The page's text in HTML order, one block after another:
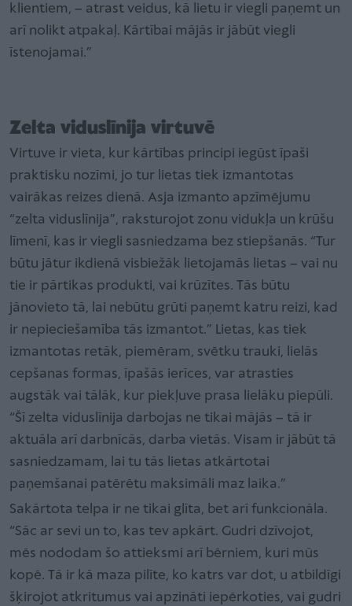
klientiem, – atrast veidus, kā lietu ir viegli paņemt un
arī nolikt atpakaļ. Kārtībai mājās ir jābūt viegli
īstenojamai.”
Zelta viduslīnija virtuvē
Virtuve ir vieta, kur kārtības principi iegūst īpaši
praktisku nozīmi, jo tur lietas tiek izmantotas
vairākas reizes dienā. Asja izmanto apzīmējumu
“zelta viduslīnija”, raksturojot zonu vidukļa un krūšu
līmenī, kas ir viegli sasniedzama bez stiepšanās. “Tur
būtu jātur ikdienā visbiežāk lietojamās lietas – vai nu
tie ir pārtikas produkti, vai krūzītes. Tās būtu
jānovieto tā, lai nebūtu grūti paņemt katru reizi, kad
ir nepieciešamība tās izmantot.” Lietas, kas tiek
izmantotas retāk, piemēram, svētku trauki, lielās
cepšanas formas, īpašās ierīces, var atrasties
augstāk vai tālāk, kur piekļuve prasa lielāku piepūli.
“Šī zelta viduslīnija darbojas ne tikai mājās – tā ir
aktuāla arī darbnīcās, darba vietās. Visam ir jābūt tā
sasniedzamam, lai tu tās lietas atkārtotai
paņemšanai patērētu maksimāli maz laika.”
Sakārtota telpa ir ne tikai glīta, bet arī funkcionāla.
“Sāc ar sevi un to, kas tev apkārt. Gudri dzīvojot,
mēs nododam šo attieksmi arī bērniem, kuri mūs
kopē. Tā ir kā maza pilīte, ko katrs var dot, u atbildīgi
šķirojot atkritumus vai apzināti iepērkoties, vai gudri